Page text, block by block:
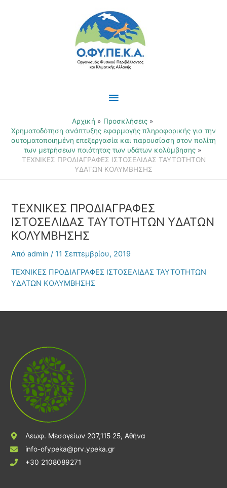
Κύριο
Μενού
Αρχική
Προσκλήσεις
Χρηματοδότηση ανάπτυξης εφαρμογής πληροφορικής για την
αυτοματοποιημένη επεξεργασία και παρουσίαση στον πολίτη
των μετρήσεων ποιότητας των υδάτων κολύμβησης
ΤΕΧΝΙΚΕΣ ΠΡΟΔΙΑΓΡΑΦΕΣ ΙΣΤΟΣΕΛΙΔΑΣ ΤΑΥΤΟΤΗΤΩΝ
ΥΔΑΤΩΝ ΚΟΛΥΜΒΗΣΗΣ
ΤΕΧΝΙΚΕΣ ΠΡΟΔΙΑΓΡΑΦΕΣ
ΙΣΤΟΣΕΛΙΔΑΣ ΤΑΥΤΟΤΗΤΩΝ ΥΔΑΤΩΝ
ΚΟΛΥΜΒΗΣΗΣ
Απόadmin/11 Σεπτεμβρίου, 2019
ΤΕΧΝΙΚΕΣ ΠΡΟΔΙΑΓΡΑΦΕΣ ΙΣΤΟΣΕΛΙΔΑΣ ΤΑΥΤΟΤΗΤΩΝ
ΥΔΑΤΩΝ ΚΟΛΥΜΒΗΣΗΣ
Λεωφ. Μεσογείων 207,115 25, Αθήνα
info-ofypeka@prv.ypeka.gr
+30 2108089271